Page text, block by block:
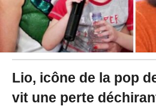
Lio, icône de la pop
vit une perte